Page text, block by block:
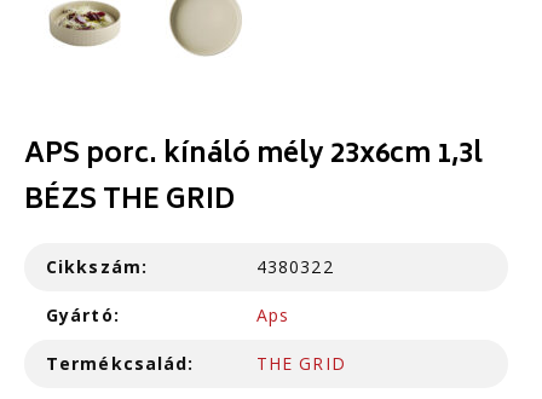
APS porc. kínáló mély 23x6cm 1,3l
BÉZS THE GRID
Cikkszám: 4380322
Gyártó: Aps
Termékcsalád: THE GRID